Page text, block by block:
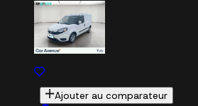
Ajouter au comparateur